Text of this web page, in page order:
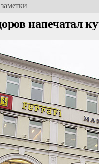
заметки
напечатал